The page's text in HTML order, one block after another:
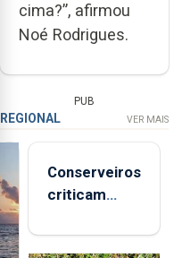
cima?”, afirmou
Noé Rodrigues.
PUB
REGIONAL VER MAIS
Conserveiros
criticam
brancas com